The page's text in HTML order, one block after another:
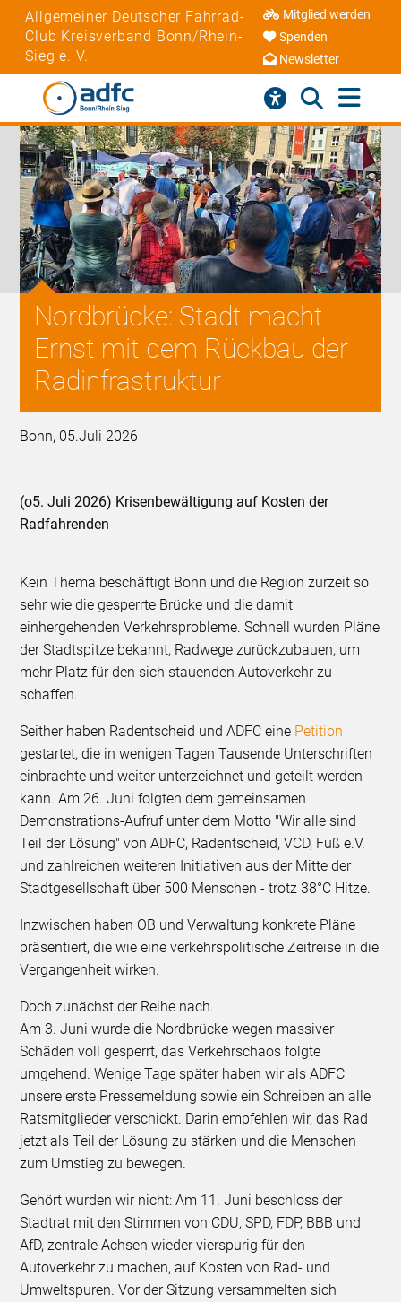
Allgemeiner Deutscher Fahrrad-
Club Kreisverband Bonn/Rhein-
Sieg e. V.
Mitglied werden
Spenden
Newsletter
Nordbrücke: Stadt macht
Ernst mit dem Rückbau der
Radinfrastruktur
Bonn, 05.Juli 2026
(o5. Juli 2026) Krisenbewältigung auf Kosten der
Radfahrenden
Kein Thema beschäftigt Bonn und die Region zurzeit so
sehr wie die gesperrte Brücke und die damit
einhergehenden Verkehrsprobleme. Schnell wurden Pläne
der Stadtspitze bekannt, Radwege zurückzubauen, um
mehr Platz für den sich stauenden Autoverkehr zu
schaffen.
Seither haben Radentscheid und ADFC eine Petition
gestartet, die in wenigen Tagen Tausende Unterschriften
einbrachte und weiter unterzeichnet und geteilt werden
kann. Am 26. Juni folgten dem gemeinsamen
Demonstrations-Aufruf unter dem Motto "Wir alle sind
Teil der Lösung" von ADFC, Radentscheid, VCD, Fuß e.V.
und zahlreichen weiteren Initiativen aus der Mitte der
Stadtgesellschaft über 500 Menschen - trotz 38°C Hitze.
Inzwischen haben OB und Verwaltung konkrete Pläne
präsentiert, die wie eine verkehrspolitische Zeitreise in die
Vergangenheit wirken.
​Doch zunächst der Reihe nach.
Am 3. Juni wurde die Nordbrücke wegen massiver
Schäden voll gesperrt, das Verkehrschaos folgte
umgehend. Wenige Tage später haben wir als ADFC
unsere erste Pressemeldung sowie ein Schreiben an alle
Ratsmitglieder verschickt. Darin empfehlen wir, das Rad
jetzt als Teil der Lösung zu stärken und die Menschen
zum Umstieg zu bewegen.
Gehört wurden wir nicht: Am 11. Juni beschloss der
Stadtrat mit den Stimmen von CDU, SPD, FDP, BBB und
AfD, zentrale Achsen wieder vierspurig für den
Autoverkehr zu machen, auf Kosten von Rad- und
Umweltspuren. Vor der Sitzung versammelten sich